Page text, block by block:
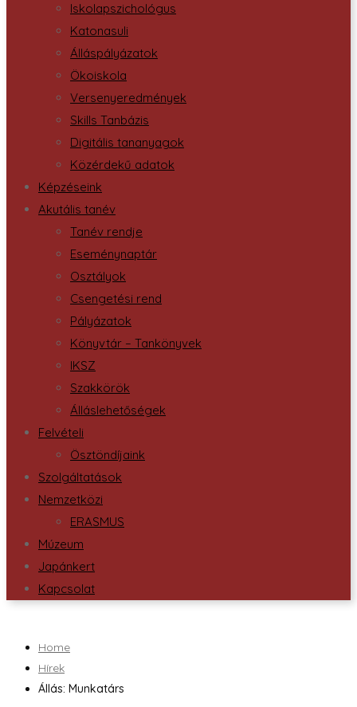
Iskolapszichológus
Katonasuli
Álláspályázatok
Ökoiskola
Versenyeredmények
Skills Tanbázis
Digitális tananyagok
Közérdekű adatok
Képzéseink
Akutális tanév
Tanév rendje
Eseménynaptár
Osztályok
Csengetési rend
Pályázatok
Könyvtár – Tankönyvek
IKSZ
Szakkörök
Álláslehetőségek
Felvételi
Ösztöndíjaink
Szolgáltatások
Nemzetközi
ERASMUS
Múzeum
Japánkert
Kapcsolat
Home
Hírek
Állás: Munkatárs